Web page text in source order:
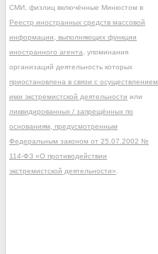
СМИ, физлиц включённые Минюстом в
Реестр иностранных средств массовой
информации, выполняющих функции
иностранного агента , упоминания
организаций деятельность которых
приостановлена в связи с осуществлением
ими экстремистской деятельности или
ликвидированных / запрещённых по
основаниям, предусмотренным
Федеральным законом от 25.07.2002 №
114-ФЗ «О противодействии
экстремистской деятельности»